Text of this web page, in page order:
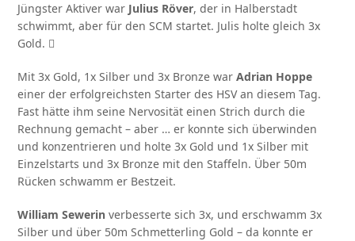
Jüngster Aktiver war Julius Röver, der in Halberstadt
schwimmt, aber für den SCM startet. Julis holte gleich 3x
Gold. 
Mit 3x Gold, 1x Silber und 3x Bronze warAdrian Hoppe
einer der erfolgreichsten Starter des HSV an diesem Tag.
Fast hätte ihm seine Nervosität einen Strich durch die
Rechnung gemacht – aber … er konnte sich überwinden
und konzentrieren und holte 3x Gold und 1x Silber mit
Einzelstarts und 3x Bronze mit den Staffeln. Über 50m
Rücken schwamm er Bestzeit.
William Sewerin verbesserte sich 3x, und erschwamm 3x
Silber und über 50m Schmetterling Gold – da konnte er